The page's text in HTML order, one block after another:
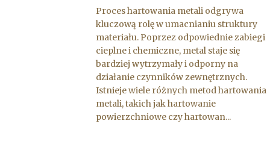
Proces hartowania metali odgrywa
kluczową rolę w umacnianiu struktury
materiału. Poprzez odpowiednie zabiegi
cieplne i chemiczne, metal staje się
bardziej wytrzymały i odporny na
działanie czynników zewnętrznych.
Istnieje wiele różnych metod hartowania
metali, takich jak hartowanie
powierzchniowe czy hartowan...